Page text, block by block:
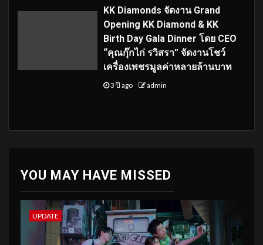
KK Diamonds จัดงาน Grand
Opening KK Diamond & KK
Birth Day Gala Dinner โดย CEO
“คุณกุ๊กไก่ รวิสรา” จัดงานโชว์
เครื่องเพชรมูลค่าหลายล้านบาท
3 ปี ago admin
YOU MAY HAVE MISSED
UPDATE